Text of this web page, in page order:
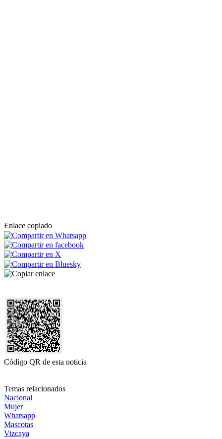
Enlace copiado
Código QR de esta noticia
Temas relacionados
Nacional
Mujer
Whatsapp
Mascotas
Vizcaya